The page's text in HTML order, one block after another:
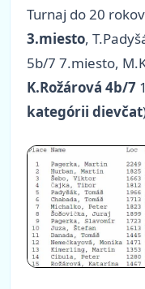
Turnaj do 20
3.miesto,
5b/7 7.miesto,
K.Rožárová 4b/7
kategórii dievčat